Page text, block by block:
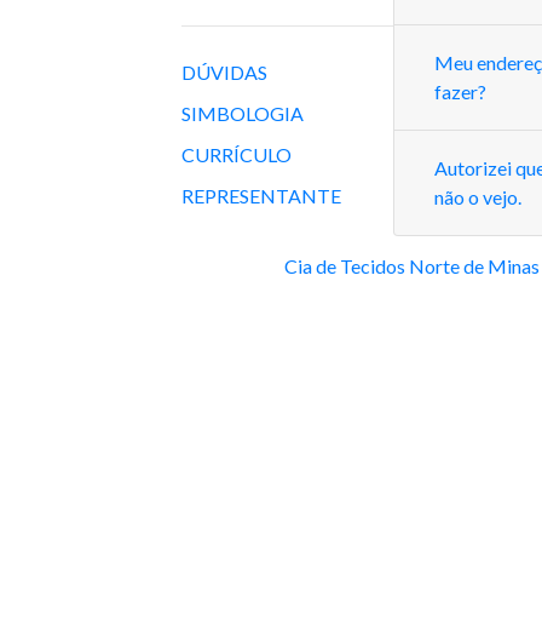
DÚVIDAS
SIMBOLOGIA
CURRÍCULO
REPRESENTANTE
Meu
fazer?
Autorizei
não o vejo.
Cia de Tecidos Norte de Minas